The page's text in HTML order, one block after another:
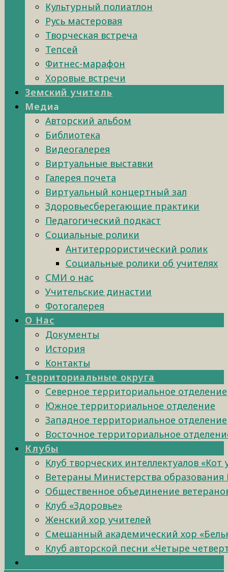
Культурный полиатлон
Русь мастеровая
Творческая встреча
Тепсей
Фитнес-марафон
Хоровые встречи
Земский учитель
Медиа
Авторский альбом
Библиотека
Видеогалерея
Виртуальные выставки
Галерея почета
Виртуальный концертный зал
Здоровьесберегающие практики
Педагогический подкаст
Социальные ролики
Антитеррористический ролик
Социальные ролики об учителях
СМИ о нас
Учительские династии
Фотогалерея
О Нас
Документы
История
Контакты
Территориальные округа
Северное территориальное отделение
Южное территориальное отделение
Западное территориальное отделение
Восточное территориальное
Клубы
Клуб творческих интеллектуалов «Кот
Ветераны Министерства образования
Общественное объединение
Клуб «Здоровье»
Женский хор учителей
Смешанный академический хор
Клуб авторской песни «Четыре